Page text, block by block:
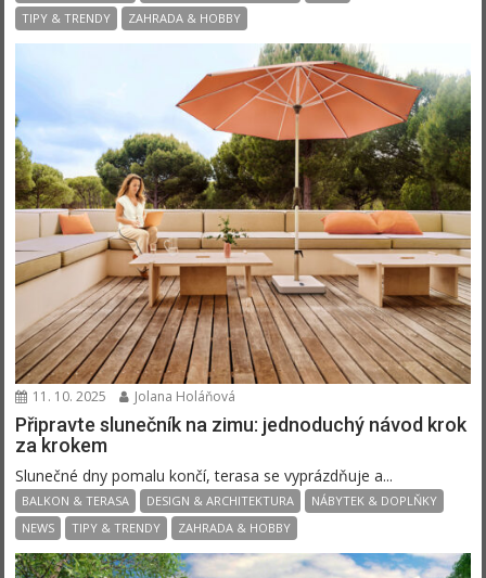
TIPY & TRENDY
ZAHRADA & HOBBY
11. 10. 2025 Jolana Holáňová
Připravte slunečník na zimu: jednoduchý návod krok
za krokem
Slunečné dny pomalu končí, terasa se vyprázdňuje a...
BALKON & TERASA DESIGN & ARCHITEKTURA
NÁBYTEK & DOPLŇKY
NEWS
TIPY & TRENDY ZAHRADA & HOBBY